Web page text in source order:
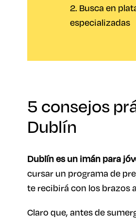
2. Busca en
especializadas
5 consejos
Dublín
Dublín es un imán para
cursar un programa de
te recibirá con los brazos
Claro que, antes de